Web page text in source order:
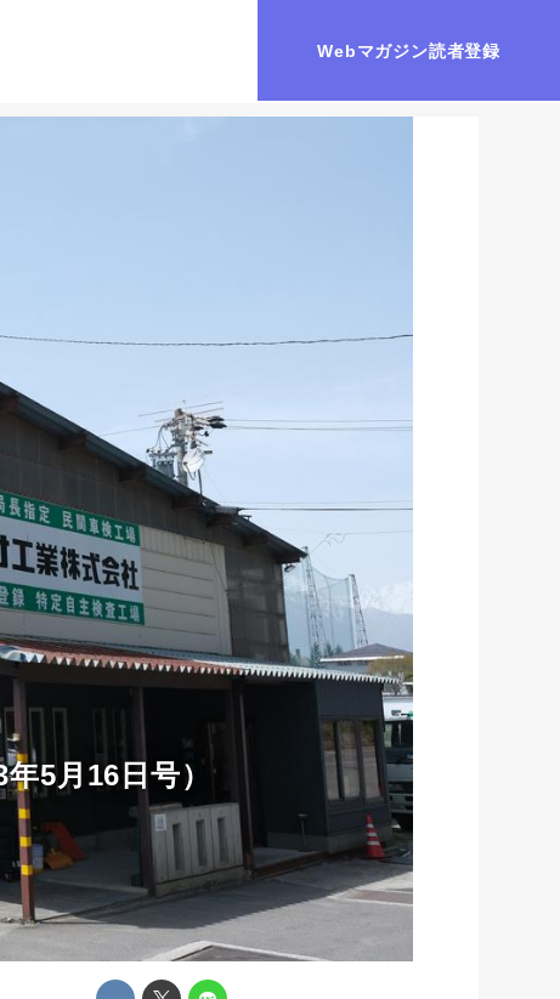
Webマガジン読者登録
5月16日号）